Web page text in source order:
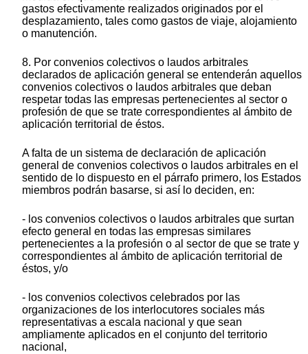
gastos efectivamente realizados originados por el
desplazamiento, tales como gastos de viaje, alojamiento
o manutención.
8. Por convenios colectivos o laudos arbitrales
declarados de aplicación general se entenderán aquellos
convenios colectivos o laudos arbitrales que deban
respetar todas las empresas pertenecientes al sector o
profesión de que se trate correspondientes al ámbito de
aplicación territorial de éstos.
A falta de un sistema de declaración de aplicación
general de convenios colectivos o laudos arbitrales en el
sentido de lo dispuesto en el párrafo primero, los Estados
miembros podrán basarse, si así lo deciden, en:
- los convenios colectivos o laudos arbitrales que surtan
efecto general en todas las empresas similares
pertenecientes a la profesión o al sector de que se trate y
correspondientes al ámbito de aplicación territorial de
éstos, y/o
- los convenios colectivos celebrados por las
organizaciones de los interlocutores sociales más
representativas a escala nacional y que sean
ampliamente aplicados en el conjunto del territorio
nacional,